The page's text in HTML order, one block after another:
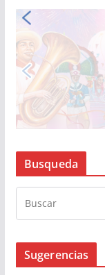
Busqueda
Sugerencias